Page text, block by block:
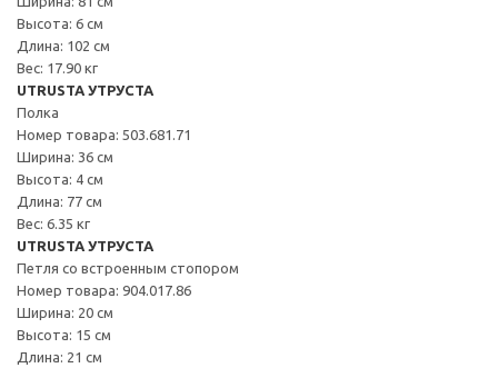
Высота: 6 см
Длина: 102 см
Вес: 17.90 кг
UTRUSTA УТРУСТА
Полка
Номер товара: 503.681.71
Ширина: 36 см
Высота: 4 см
Длина: 77 см
Вес: 6.35 кг
UTRUSTA УТРУСТА
Петля со встроенным стопором
Номер товара: 904.017.86
Ширина: 20 см
Высота: 15 см
Длина: 21 см